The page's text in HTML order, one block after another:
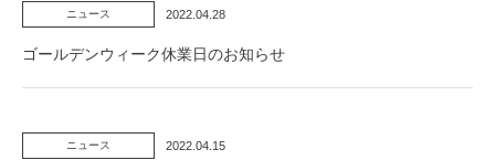
ニュース 2022.04.28
ゴールデンウィーク休業日のお知らせ
ニュース 2022.04.15